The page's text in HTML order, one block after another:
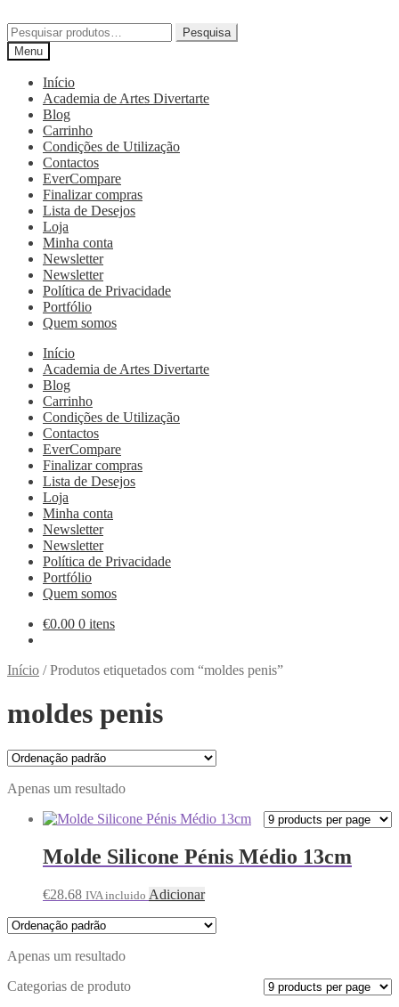
Pesquisa
Menu
Início
Academia de Artes Divertarte
Blog
Carrinho
Condições de Utilização
Contactos
EverCompare
Finalizar compras
Lista de Desejos
Loja
Minha conta
Newsletter
Newsletter
Política de Privacidade
Portfólio
Quem somos
Início
Academia de Artes Divertarte
Blog
Carrinho
Condições de Utilização
Contactos
EverCompare
Finalizar compras
Lista de Desejos
Loja
Minha conta
Newsletter
Newsletter
Política de Privacidade
Portfólio
Quem somos
€0.00 0 itens
Início /Produtos etiquetados com “moldes penis”
moldes penis
Apenas um resultado
Molde Silicone Pénis Médio 13cm
€28.68 IVA incluido Adicionar
Apenas um resultado
Categorias de produto